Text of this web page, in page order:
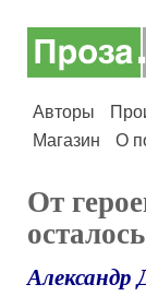
Авторы
Магазин
О
От
Александр